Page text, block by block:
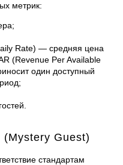
метрик:
Rate) — средняя цена
(Revenue Per Available
один доступный
(Mystery Guest)
стандартам